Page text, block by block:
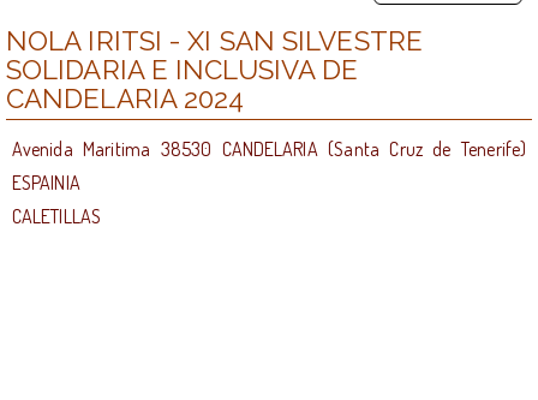
NOLA IRITSI - XI SAN SILVESTRE
SOLIDARIA E INCLUSIVA DE
CANDELARIA 2024
Avenida Maritima 38530 CANDELARIA (Santa Cruz de Tenerife)
ESPAINIA
CALETILLAS